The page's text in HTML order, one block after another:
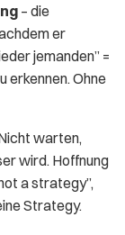
– die
er
jemanden” =
erkennen. Ohne
warten,
wird. Hoffnung
a strategy”,
Strategy.